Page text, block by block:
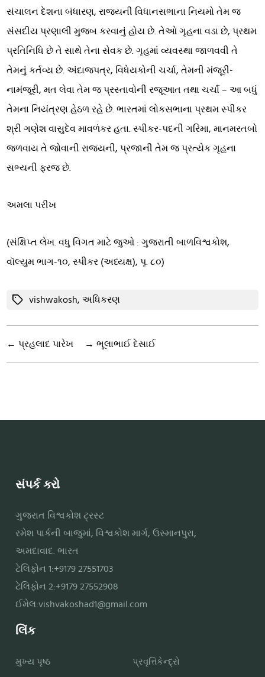
સંચાલન દેશના બંધારણ, રાજ્યની વિધાનસભાના નિયમો તેમ જ
સંસદીય પ્રણાલી મુજબ કરવાનું હોય છે. તેઓ ગૃહના વડા છે, પ્રથમ
પ્રતિનિધિ છે તે સાથે તેના સેવક છે. ગૃહમાં વ્યવસ્થા જાળવવી તે
તેમનું કર્તવ્ય છે. અંદાજપત્ર, વિધેયકોની ચર્ચા, તેમની મંજૂરી-
નામંજૂરી, મત લેવા તેમ જ પ્રસ્તાવોની રજૂઆત તથા ચર્ચા – આ બધું
તેમના નિયંત્રણ હેઠળ રહે છે. ભારતમાં લોકસભાના પ્રથમ સ્પીકર
શ્રી ગણેશ વાસુદેવ માવળંકર હતા. સ્પીકર-પદની ગરિમા, માનમરતબો
જળવાય તે જોવાની રાજ્યની, પ્રજાની તેમ જ પ્રત્યેક ગૃહના
સભ્યની ફરજ છે.
અમલા પરીખ
(સંક્ષિપ્ત લેખ. વધુ વિગત માટે જુઓ : ગુજરાતી બાળવિશ્વકોશ,
વૉલ્યુમ ભાગ-૧૦, સ્પીકર (અધ્યક્ષ), પૃ. ૮૦)
Tagsvishwakosh,અધિકરણ
← પ્રહલાદ પારેખ → ભૂલાભાઈ દેસાઈ
સંપર્ક કરો
ગુજરાત વિશ્વકોશ ટ્રસ્ટ
રમેશ પાર્કની બાજુમાં, વિશ્વકોશ માર્ગ, ઉસ્માનપુરા,
અમદાવાદ. ભારત
ટેલિફોન 1:+9179 27551703
ટેલિફોન 2:+9179 27552908
ઈમેલ:vishvakoshad1@gmail.com
લિંક
મુખ્ય પૃષ્ઠ પ્રવૃત્તિકેન્દ્રો